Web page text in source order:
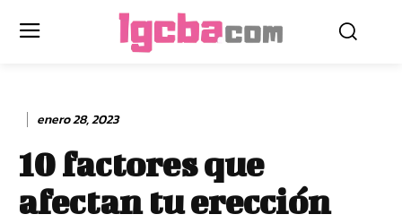
enero 28, 2023
10 factores que
afectan tu erección